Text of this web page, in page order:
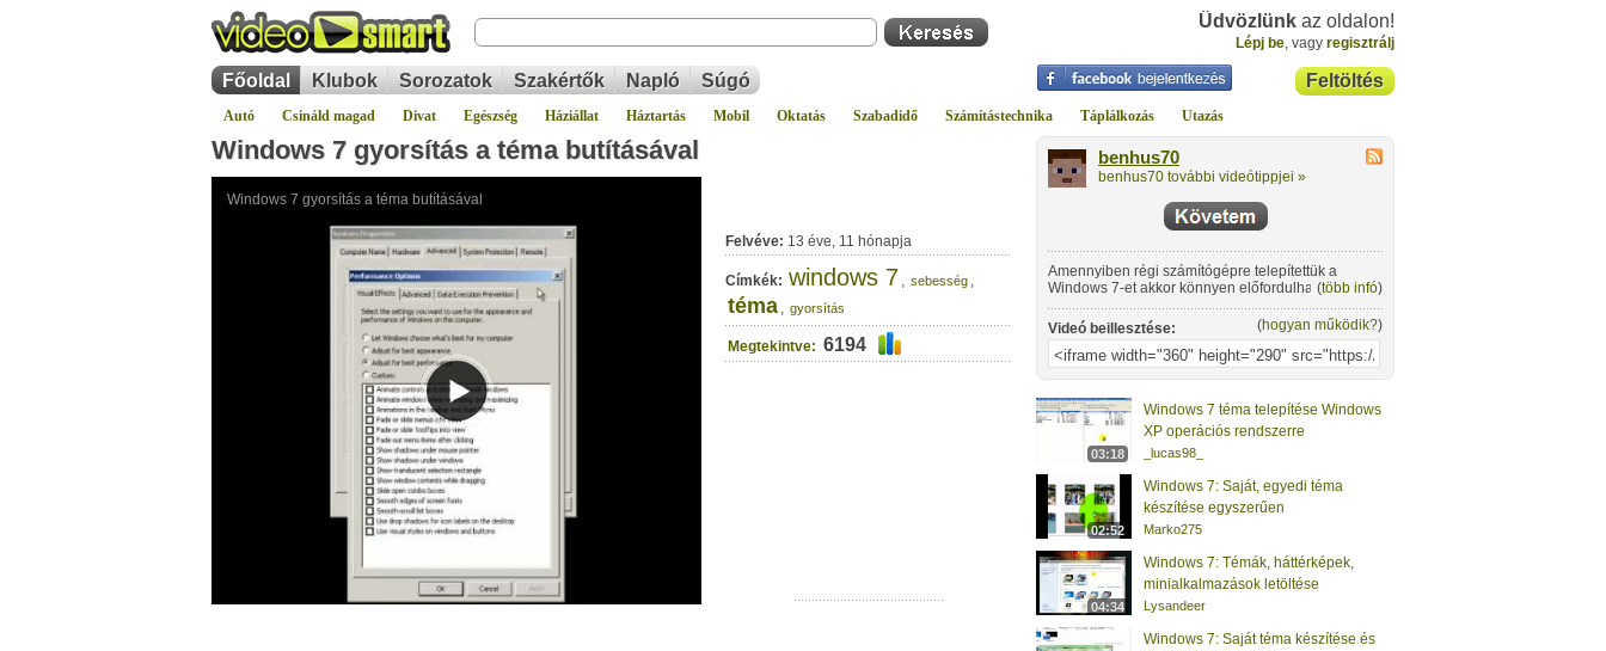
Üdvözlünk az oldalon!
Lépj be, vagy regisztrálj
Feltöltés
Főoldal Klubok Sorozatok Szakértők Napló Súgó
Autó Csináld magad Divat Egészség Háziállat Háztartás Mobil Oktatás Szabadidő Számítástechnika Táplálkozás Utazás
Windows 7 gyorsítás a téma butításával
Felvéve: 13 éve, 11 hónapja
Címkék: windows 7 , sebesség ,
téma , gyorsítás
Megtekintve: 6194
benhus70
benhus70 további videótippjei »
Amennyiben régi számítógépre telepítettük a
Windows 7-et akkor könnyen előfordulhat, hogy az
lassan, nehézkesen működik. Egy egyszerű
beállítással ugyan rontunk a felhasználói felület
kinézetén viszont extra lendületet adhatunk a
rendszernek.
(több infó)
Videó beillesztése: (hogyan működik?)
03:18
Windows 7 téma telepítése Windows
XP operációs rendszerre
_lucas98_
02:52
Windows 7: Saját, egyedi téma
készítése egyszerűen
Marko275
04:34
Windows 7: Témák, háttérképek,
minialkalmazások letöltése
Lysandeer
Windows 7: Saját téma készítése és